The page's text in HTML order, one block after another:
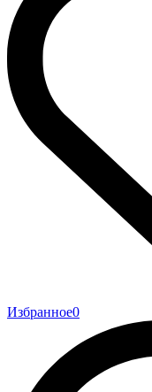
Избранное0